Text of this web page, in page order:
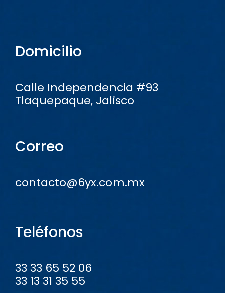
Domicilio
Calle Independencia #93
Tlaquepaque, Jalisco
Correo
contacto@6yx.com.mx
Teléfonos
33 33 65 52 06
33 13 31 35 55